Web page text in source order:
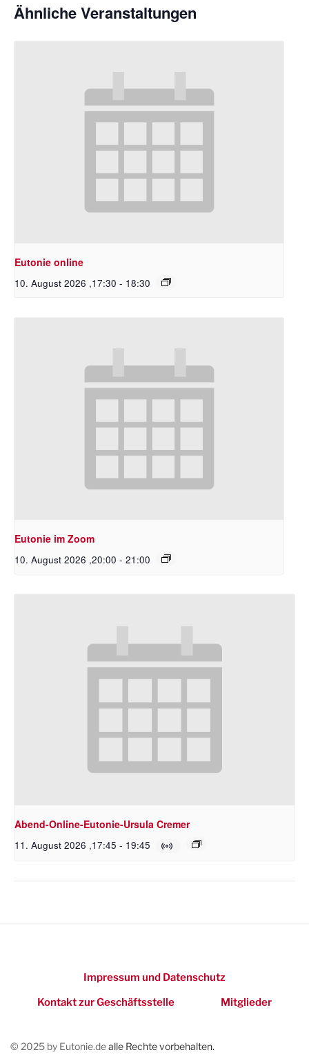
Ähnliche Veranstaltungen
Eutonie online
10. August 2026 ,17:30 - 18:30
Eutonie im Zoom
10. August 2026 ,20:00 - 21:00
Abend-Online-Eutonie-Ursula Cremer
11. August 2026 ,17:45 - 19:45
Impressum und Datenschutz
Kontakt zur Geschäftsstelle
Mitglieder
© 2025 by Eutonie.dealle Rechte vorbehalten.